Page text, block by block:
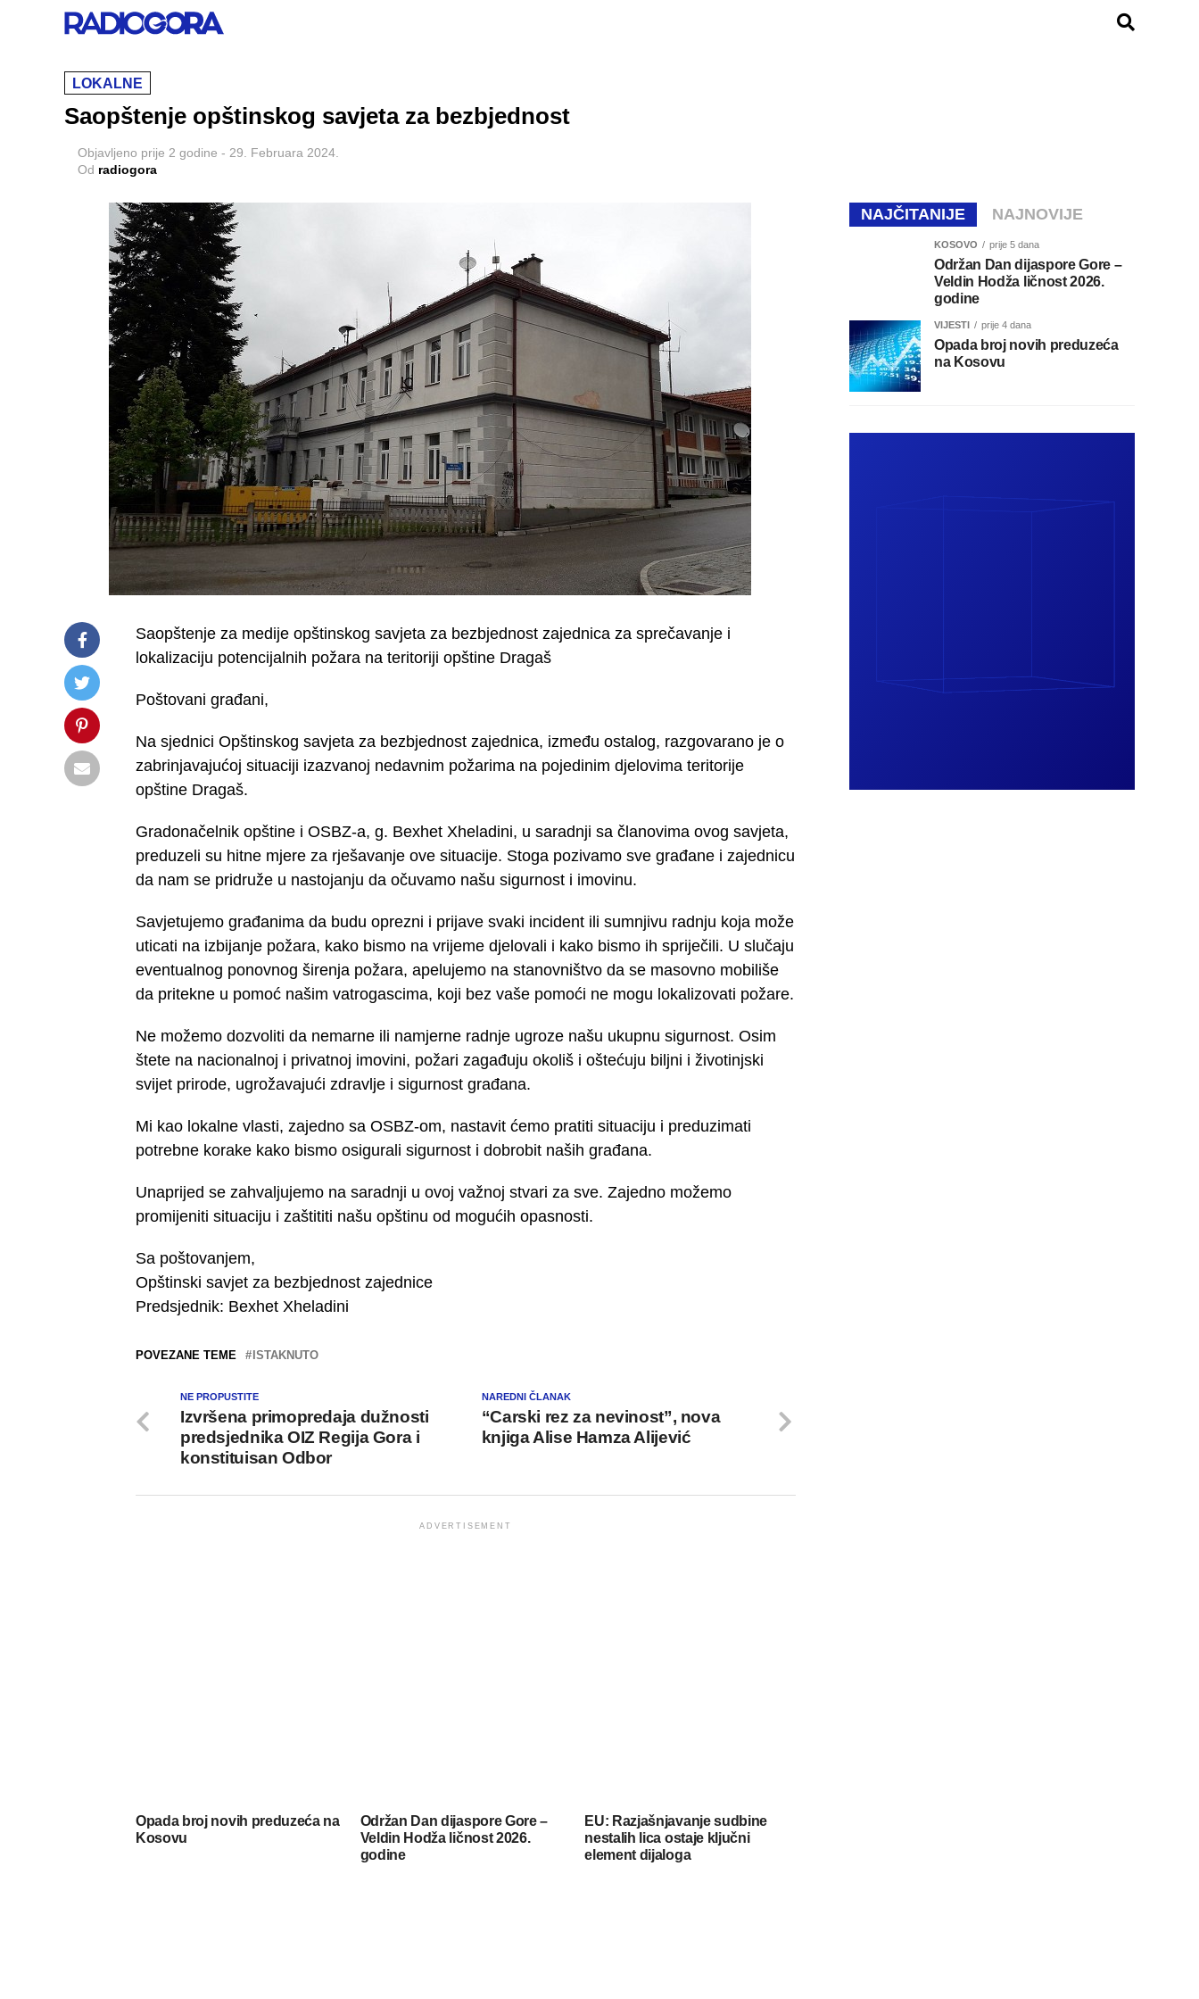
LOKALNE
Saopštenje opštinskog savjeta za bezbjednost
Objavljeno prije 2 godine - 29. Februara 2024.
Od radiogora
Saopštenje za medije opštinskog savjeta za bezbjednost zajednica za sprečavanje i
lokalizaciju potencijalnih požara na teritoriji opštine Dragaš
Poštovani građani,
Na sjednici Opštinskog savjeta za bezbjednost zajednica, između ostalog, razgovarano je o
zabrinjavajućoj situaciji izazvanoj nedavnim požarima na pojedinim djelovima teritorije
opštine Dragaš.
Gradonačelnik opštine i OSBZ-a, g. Bexhet Xheladini, u saradnji sa članovima ovog savjeta,
preduzeli su hitne mjere za rješavanje ove situacije. Stoga pozivamo sve građane i zajednicu
da nam se pridruže u nastojanju da očuvamo našu sigurnost i imovinu.
Savjetujemo građanima da budu oprezni i prijave svaki incident ili sumnjivu radnju koja može
uticati na izbijanje požara, kako bismo na vrijeme djelovali i kako bismo ih spriječili. U slučaju
eventualnog ponovnog širenja požara, apelujemo na stanovništvo da se masovno mobiliše
da pritekne u pomoć našim vatrogascima, koji bez vaše pomoći ne mogu lokalizovati požare.
Ne možemo dozvoliti da nemarne ili namjerne radnje ugroze našu ukupnu sigurnost. Osim
štete na nacionalnoj i privatnoj imovini, požari zagađuju okoliš i oštećuju biljni i životinjski
svijet prirode, ugrožavajući zdravlje i sigurnost građana.
Mi kao lokalne vlasti, zajedno sa OSBZ-om, nastavit ćemo pratiti situaciju i preduzimati
potrebne korake kako bismo osigurali sigurnost i dobrobit naših građana.
Unaprijed se zahvaljujemo na saradnji u ovoj važnoj stvari za sve. Zajedno možemo
promijeniti situaciju i zaštititi našu opštinu od mogućih opasnosti.
Sa poštovanjem,
Opštinski savjet za bezbjednost zajednice
Predsjednik: Bexhet Xheladini
POVEZANE TEME ISTAKNUTO
NAREDNI ČLANAK
“Carski rez za nevinost”, nova
knjiga Alise Hamza Alijević
NE PROPUSTITE
Izvršena primopredaja dužnosti
predsjednika OIZ Regija Gora i
konstituisan Odbor
ADVERTISEMENT
Opada broj novih preduzeća na
Kosovu
Održan Dan dijaspore Gore –
Veldin Hodža ličnost 2026.
godine
EU: Razjašnjavanje sudbine
nestalih lica ostaje ključni
element dijaloga
NAJČITANIJE NAJNOVIJE
KOSOVO prije 5 dana
Održan Dan dijaspore Gore –
Veldin Hodža ličnost 2026.
godine
VIJESTI prije 4 dana
Opada broj novih preduzeća
na Kosovu